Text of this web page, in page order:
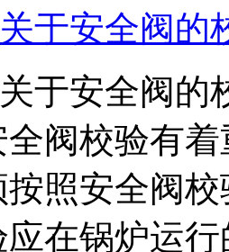
关于安全阀的
关于安全阀的
阀校验有
照安全阀
应在锅炉运